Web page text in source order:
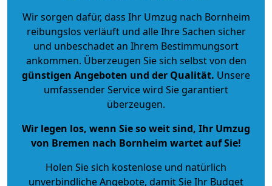
Wir sorgen dafür, dass Ihr Umzug nach Bornheim
reibungslos verläuft und alle Ihre Sachen sicher
und unbeschadet an Ihrem Bestimmungsort
ankommen. Überzeugen Sie sich selbst von den
günstigen Angeboten und der Qualität. Unsere
umfassender Service wird Sie garantiert
überzeugen.
Wir legen los, wenn Sie so weit sind, Ihr Umzug
von Bremen nach Bornheim wartet auf Sie!
Holen Sie sich kostenlose und natürlich
unverbindliche Angebote, damit Sie Ihr Budget